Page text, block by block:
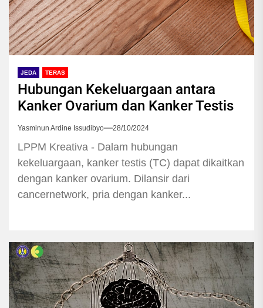
JEDA TERAS
Hubungan Kekeluargaan antara
Kanker Ovarium dan Kanker Testis
Yasminun Ardine Issudibyo 28/10/2024
LPPM Kreativa - Dalam hubungan
kekeluargaan, kanker testis (TC) dapat dikaitkan
dengan kanker ovarium. Dilansir dari
cancernetwork, pria dengan kanker...